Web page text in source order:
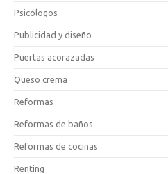
Psicólogos
Publicidad y diseño
Puertas acorazadas
Queso crema
Reformas
Reformas de baños
Reformas de cocinas
Renting